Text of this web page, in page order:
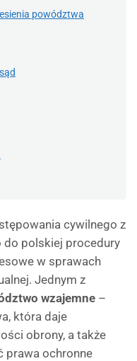
powództwa
cywilnego z
do polskiej procedury
w sprawach
Jednym z
wzajemne –
która daje
obrony, a także
prawa ochronne